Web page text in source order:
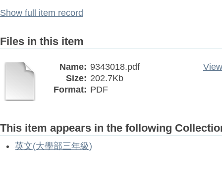
Show full item record
Files in this item
Name: 9343018.pdf
Size: 202.7Kb
Format: PDF
This item appears in the following
英文(大學部三年級)